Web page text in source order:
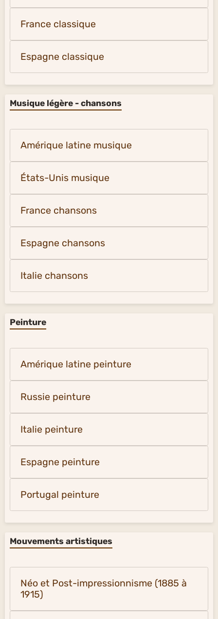
France classique
Espagne classique
Musique légère - chansons
Amérique latine musique
États-Unis musique
France chansons
Espagne chansons
Italie chansons
Peinture
Amérique latine peinture
Russie peinture
Italie peinture
Espagne peinture
Portugal peinture
Mouvements artistiques
Néo et Post-impressionnisme (1885 à
1915)